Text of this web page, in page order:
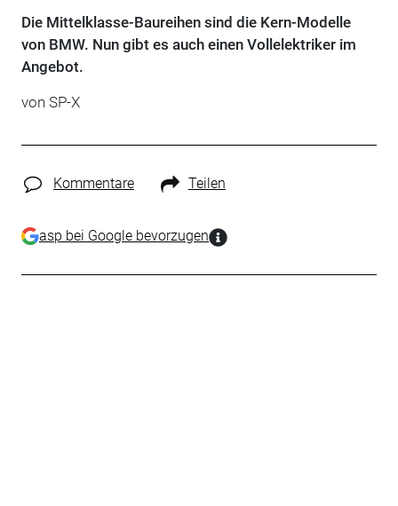
Die Mittelklasse-Baureihen sind die Kern-Modelle
von BMW. Nun gibt es auch einen Vollelektriker im
Angebot.
von SP-X
Kommentare Teilen
asp bei Google bevorzugen